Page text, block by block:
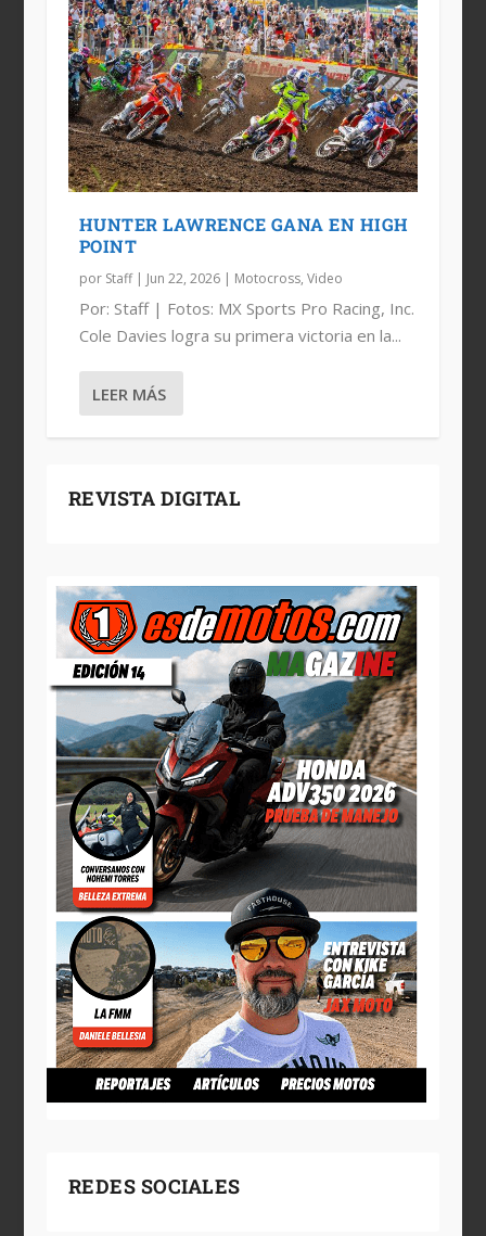
HUNTER LAWRENCE GANA EN HIGH
POINT
por Staff| Jun 22, 2026| Motocross, Video
Por: Staff | Fotos: MX Sports Pro Racing, Inc.
Cole Davies logra su primera victoria en la...
LEER MÁS
REVISTA DIGITAL
REDES SOCIALES